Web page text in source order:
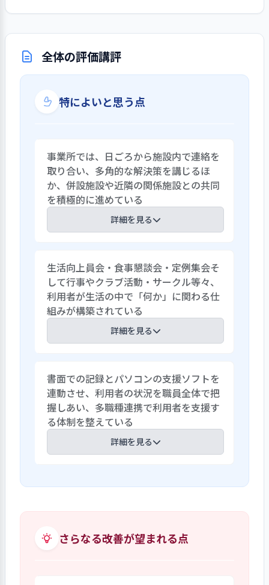
全体の評価講評
特によいと思う点
事業所では、日ごろから施設内で連絡を
取り合い、多角的な解決策を講じるほ
か、併設施設や近隣の関係施設との共同
を積極的に進めている
詳細を見る
して、ウイズコロナ下でのサービスの提
供、社会貢献や地域包括ケアに向けた取
り組みを挙げている。職員調査でも、
「感染症対策で多くの経験を積んだ」
「地域との関わりを再開させたい」と、コ
ロナ後の様々な対応を見据えている。事業
て、施設内で連絡を取り合い、多角的に解
決策を講じている。あわせて、併設の施設
や近隣の関係施設との共同も進め、地区
の福祉施設連絡会や市高齢者福祉施設連
絡会等も活発で、コロナ時の物品の借り受
け、医療面での連携等が進められている。
生活向上員会・食事懇談会・定例集会そ
して行事やクラブ活動・サークル等々、
利用者が生活の中で「何か」に関わる仕
組みが構築されている
詳細を見る
個々の持てる力を発揮できるよう支援に
取り組み。利用者全員が「何か」に関わ
る仕組みを構築している。全員が1年に一
度は参加して意見を述べる生活向上委員
会や食事懇談会がある。また毎月開催さ
れ、利用者からの意見を述べる機会とな
内清掃には8割以上の利用者が参加してい
やクラブ活動、サークル、同好会活動、
味活動から生きがいに繋がる活動まで利
書面での記録とパソコンの支援ソフトを
連動させ、利用者の状況を職員全体で把
握しあい、多職種連携で利用者を支援す
る体制を整えている
詳細を見る
生活を思いやりの中で実現するために
サービスを推し進めている。利用者から
さらなる改善が望まれる点